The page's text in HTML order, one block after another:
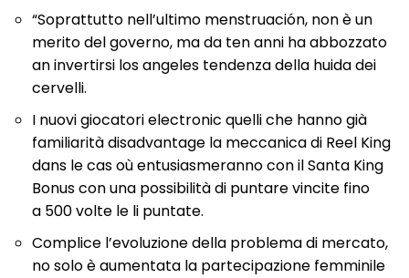
“Soprattutto nell’ultimo menstruación, non è un
merito del governo, ma da ten anni ha abbozzato
an invertirsi los angeles tendenza della huida dei
cervelli.
I nuovi giocatori electronic quelli che hanno già
familiarità disadvantage la meccanica di Reel King
dans le cas où entusiasmeranno con il Santa King
Bonus con una possibilità di puntare vincite fino
a 500 volte le li puntate.
Complice l’evoluzione della problema di mercato,
no solo è aumentata la partecipazione femminile